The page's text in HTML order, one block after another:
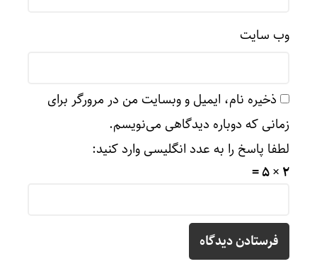
وب‌ سایت
ذخیره نام، ایمیل و وبسایت من در مرورگر برای
زمانی که دوباره دیدگاهی می‌نویسم.
لطفا پاسخ را به عدد انگلیسی وارد کنید:
2 × 5 =